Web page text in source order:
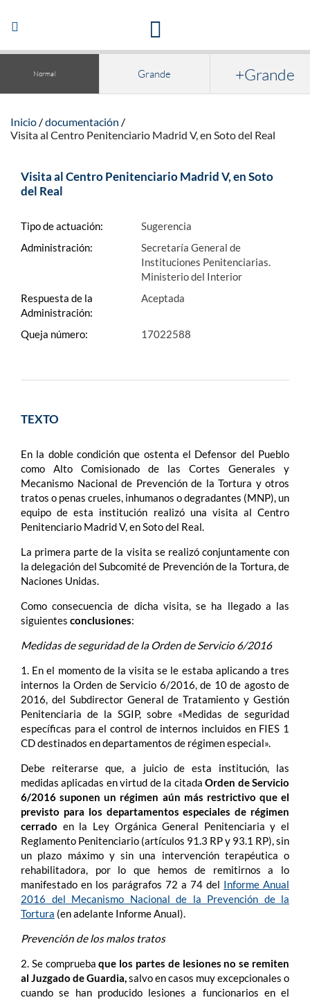
Abrir/Cerrar
navegación
Normal Grande +Grande
Inicio
documentación
Visita al Centro Penitenciario Madrid V, en Soto del Real
Visita al Centro Penitenciario Madrid V, en Soto
del Real
Tipo de actuación:
Sugerencia
Administración:
Secretaría General de
Instituciones Penitenciarias.
Ministerio del Interior
Respuesta de la
Administración:
Aceptada
Queja número: 17022588
TEXTO
En la doble condición que ostenta el Defensor del Pueblo
como Alto Comisionado de las Cortes Generales y
Mecanismo Nacional de Prevención de la Tortura y otros
tratos o penas crueles, inhumanos o degradantes (MNP), un
equipo de esta institución realizó una visita al Centro
Penitenciario Madrid V, en Soto del Real.
La primera parte de la visita se realizó conjuntamente con
la delegación del Subcomité de Prevención de la Tortura, de
Naciones Unidas.
Como consecuencia de dicha visita, se ha llegado a las
siguientes conclusiones:
Medidas de seguridad de la Orden de Servicio 6/2016
1. En el momento de la visita se le estaba aplicando a tres
internos la Orden de Servicio 6/2016, de 10 de agosto de
2016, del Subdirector General de Tratamiento y Gestión
Penitenciaria de la SGIP, sobre «Medidas de seguridad
específicas para el control de internos incluidos en FIES 1
CD destinados en departamentos de régimen especial».
Debe reiterarse que, a juicio de esta institución, las
medidas aplicadas en virtud de la citadaOrden de Servicio
6/2016suponen un régimen aún más restrictivo que el
previsto para los departamentos especiales de régimen
cerrado en la Ley Orgánica General Penitenciaria y el
Reglamento Penitenciario (artículos 91.3 RP y 93.1 RP), sin
un plazo máximo y sin una intervención terapéutica o
rehabilitadora, por lo que hemos de remitirnos a lo
manifestado en los parágrafos 72 a 74 del Informe Anual
2016 del Mecanismo Nacional de la Prevención de la
Tortura (en adelante Informe Anual).
Prevención de los malos tratos
2. Se compruebaque los partes de lesiones no se remiten
al Juzgado de Guardia,salvo en casos muy excepcionales o
cuando se han producido lesiones a funcionarios en el